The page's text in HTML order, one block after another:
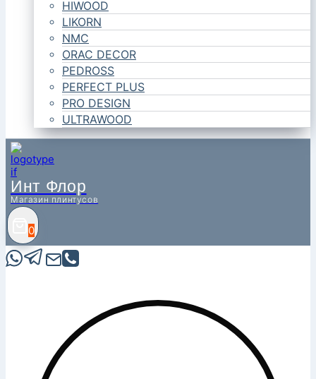
HIWOOD
LIKORN
NMC
ORAC DECOR
PEDROSS
PERFECT PLUS
PRO DESIGN
ULTRAWOOD
Инт Флор
Магазин плинтусов
0